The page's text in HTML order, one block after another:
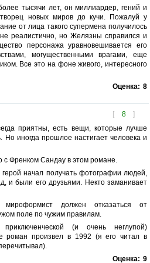
тысячи лет, он миллиардер, гений и
новых миров до кучи. Пожалуй у
от лица такого супермена получилось
реалистично, но Желязны справился и
персонажа уравновешивается его
могущественными врагами, еще
Все это на фоне живого, интересного
Оценка: 8
[ 8 ]
приятны, есть вещи, которые лучше
Но иногда прошлое настигает человека и
с Френком Сандау в этом романе.
начал получать фотографии людей,
и были его друзьями. Некто заманивает
мироформист должен отказаться от
поле по чужим правилам.
приключенческой (и очень неглупой)
роман произвел в 1992 (я его читал в
Оценка: 9